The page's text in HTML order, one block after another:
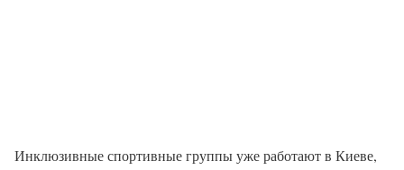
Инклюзивные спортивные группы уже работают в Киеве,